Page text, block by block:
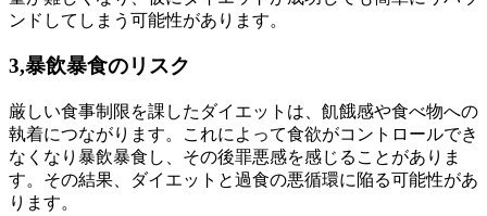
ンドしてしまう可能性があります。
3,暴飲暴食のリスク
厳しい食事制限を課したダイエットは、飢餓感や食べ物への
執着につながります。これによって食欲がコントロールでき
なくなり暴飲暴食し、その後罪悪感を感じることがありま
す。その結果、ダイエットと過食の悪循環に陥る可能性があ
ります。